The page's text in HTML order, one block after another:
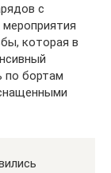
с
которая в
по бортам